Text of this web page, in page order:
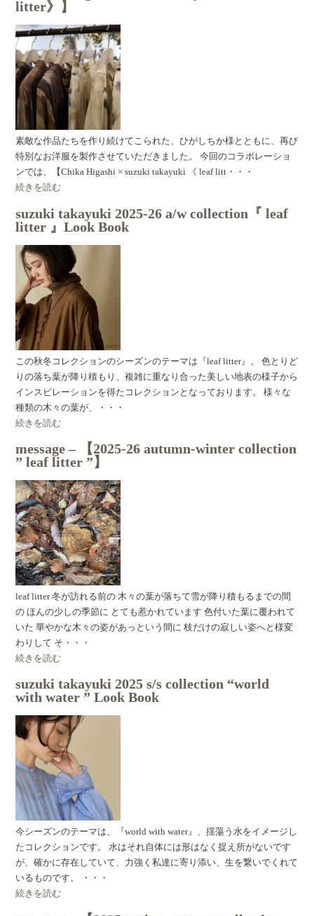
litter》】
素敵な作品たちを作り続けてこられた、ひがしちか様とともに、再び
特別なお洋服を製作させていただきました。 今回のコラボレーショ
ンでは、【Chika Higashi × suzuki takayuki 《 leaf litt・・・
続きを読む
suzuki takayuki 2025-26 a/w collection『 leaf
litter 』Look Book
この秋冬コレクションのシーズンのテーマは『leaf litter』。 色とりど
りの落ち葉が降り積もり、複雑に重なり合った美しい地表の様子から
インスピレーションを得たコレクションとなっております。 様々な
種類の木々の葉が、・・・
続きを読む
message – 【2025-26 autumn-winter collection
” leaf litter ”】
leaf litter 冬が訪れる前の 木々の葉が落ちて雪が降り積もるまでの間
の ほんの少しの季節に とても惹かれています 色付いた葉に覆われて
いた 華やかな木々の姿があっという間に 枝だけの寂しい姿へと様変
わりして そ・・・
続きを読む
suzuki takayuki 2025 s/s collection “world
with water ” Look Book
今シーズンのテーマは、『world with water』、揺蕩う水をイメージし
たコレクションです。 水はそれ自体には形はなく捉え所がないです
が、確かに存在していて、力強く私達に寄り添い、生を繋いでくれて
いるものです。 ・・・
続きを読む